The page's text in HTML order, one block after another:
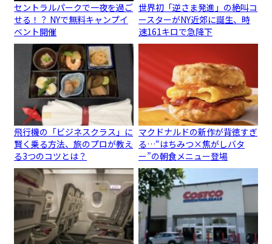
セントラルパークで一夜を過ご
せる！？ NYで無料キャンプイ
ベント開催
世界初「逆さま発進」の絶叫コ
ースターがNY近郊に誕生、時
速161キロで急降下
飛行機の「ビジネスクラス」に
賢く乗る方法、旅のプロが教え
る3つのコツとは？
マクドナルドの新作が背徳すぎ
る…“はちみつ×焦がしバタ
ー”の朝食メニュー登場